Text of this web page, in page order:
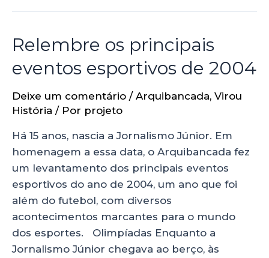
Relembre os principais
eventos esportivos de 2004
Deixe um comentário / Arquibancada, Virou
História / Por projeto
Há 15 anos, nascia a Jornalismo Júnior. Em
homenagem a essa data, o Arquibancada fez
um levantamento dos principais eventos
esportivos do ano de 2004, um ano que foi
além do futebol, com diversos
acontecimentos marcantes para o mundo
dos esportes. Olimpíadas Enquanto a
Jornalismo Júnior chegava ao berço, às